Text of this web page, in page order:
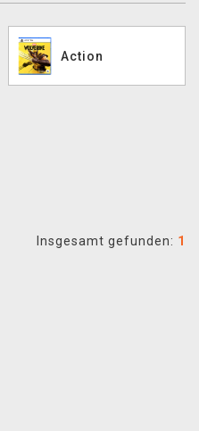
Action
Insgesamt gefunden: 1